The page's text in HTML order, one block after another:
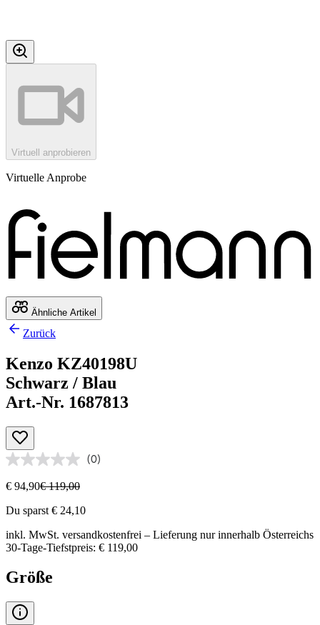
Virtuell anprobieren
Virtuelle Anprobe
Ähnliche Artikel
Zurück
Kenzo KZ40198U
Schwarz / Blau
Art.-Nr. 1687813
(0)
€ 94,90€ 119,00
Du sparst € 24,10
inkl. MwSt. versandkostenfrei – Lieferung nur innerhalb Österreichs
30-Tage-Tiefstpreis: € 119,00
Größe